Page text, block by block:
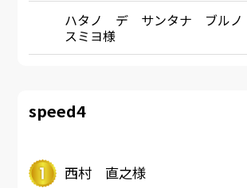
ハタノ デ サンタナ ブルノ
スミヨ様
speed4
西村 直之様